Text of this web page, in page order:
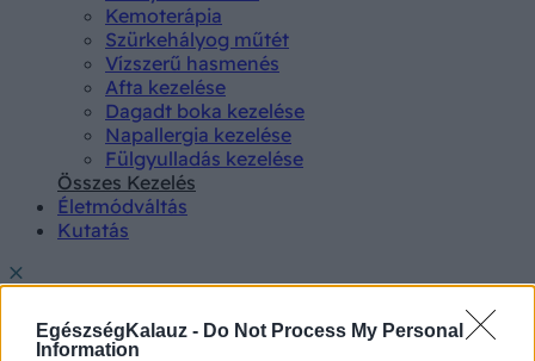
EgészségKalauz - Do Not Process My Personal
Information
Kemoterápia
Szürkehályog műtét
Vízszerű hasmenés
Afta kezelése
Dagadt boka kezelése
Napallergia kezelése
Fülgyulladás kezelése
Összes Kezelés
Életmódváltás
Kutatás